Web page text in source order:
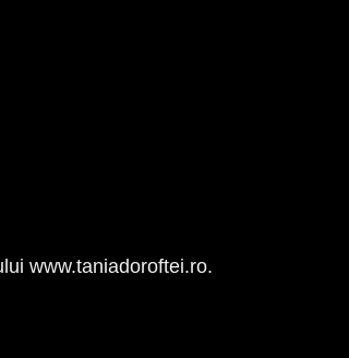
www.taniadoroftei.ro.